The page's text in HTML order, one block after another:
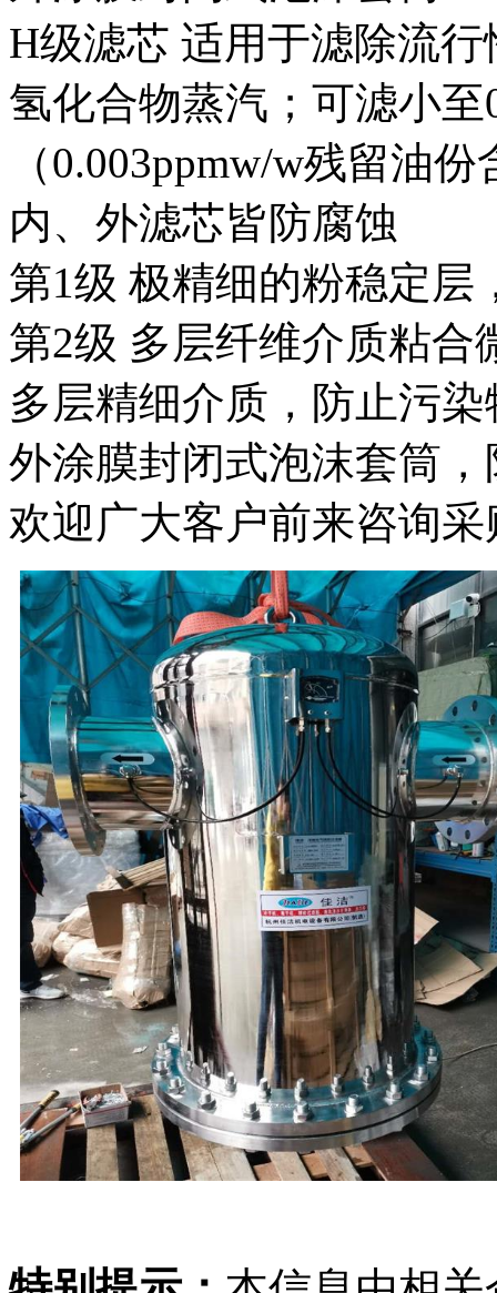
H级滤芯 适用于滤除流
氢化合物蒸汽；可滤小
（0.003ppmw/w残留油份
内、外滤芯皆防腐蚀
第1级 极精细的粉稳定层
第2级 多层纤维介质粘合
多层精细介质，防止污
外涂膜封闭式泡沫套筒
欢迎广大客户前来咨询采